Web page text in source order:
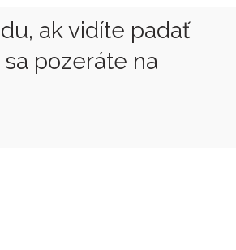
ak vidíte padať
pozeráte na